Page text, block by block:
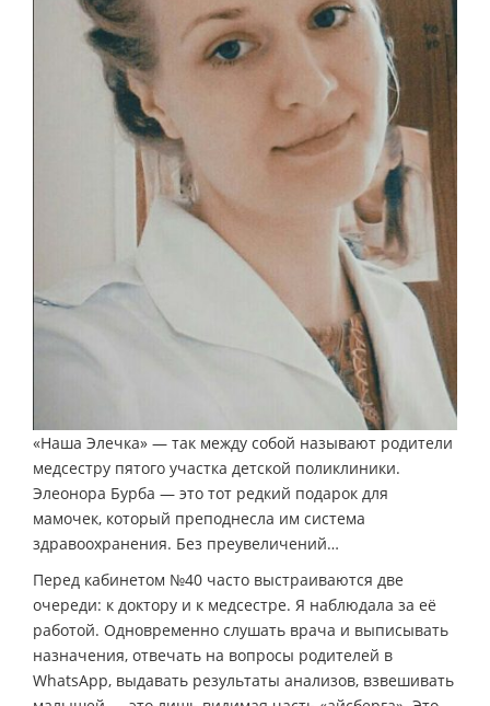
«Наша Элечка» — так между собой называют родители
медсестру пятого участка детской поликлиники.
Элеонора Бурба — это тот редкий подарок для
мамочек, который преподнесла им система
здравоохранения. Без преувеличений…
Перед кабинетом №40 часто выстраиваются две
очереди: к доктору и к медсестре. Я наблюдала за её
работой. Одновременно слушать врача и выписывать
назначения, отвечать на вопросы родителей в
WhatsApp, выдавать результаты анализов, взвешивать